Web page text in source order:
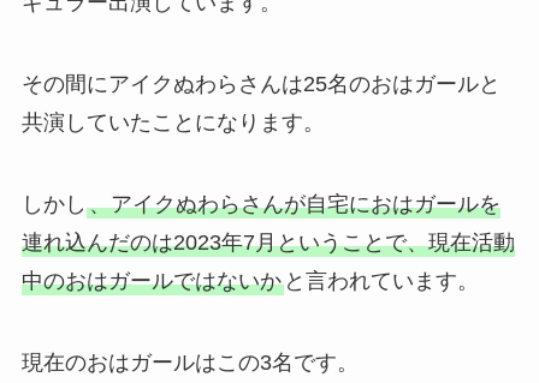
その間にアイクぬわらさんは25名のおはガールと
共演していたことになります。
しかし 、アイクぬわらさんが自宅におはガールを
連れ込んだのは2023年7月ということで、現在活動
中のおはガールではないかと言われています。
現在のおはガールはこの3名です。